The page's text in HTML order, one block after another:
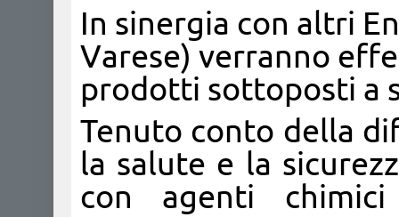
In sinergia con altri
Varese) verranno
prodotti sottoposti a
Tenuto conto della
la salute e la
con agenti